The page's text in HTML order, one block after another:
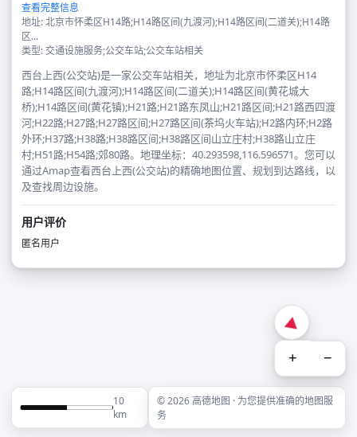
查看完整信息
地址: 北京市怀柔区H14路;H14路区间(九渡河);H14路区间(二道关);H14路
区...
类型: 交通设施服务;公交车站;公交车站相关
西台上西(公交站)是一家公交车站相关，地址为北京市怀柔区H14
路;H14路区间(九渡河);H14路区间(二道关);H14路区间(黄花城大
桥);H14路区间(黄花镇);H21路;H21路东凤山;H21路区间;H21路西四渡
河;H22路;H27路;H27路区间;H27路区间(茶坞火车站);H2路内环;H2路
外环;H37路;H38路;H38路区间;H38路区间山立庄村;H38路山立庄
村;H51路;H54路;郊80路。地理坐标：40.293598,116.596571。您可以
通过Amap查看西台上西(公交站)的精确地图位置、规划到达路线，以
及查找周边设施。
用户评价
匿名用户
+ −
10
km
© 2026 高德地图 · 为您提供准确的地图服
务